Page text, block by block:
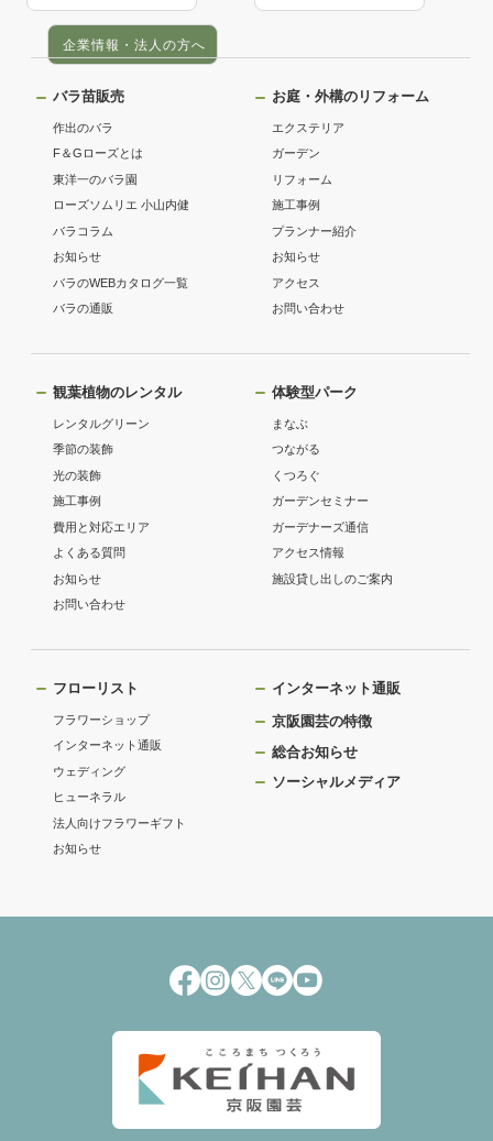
企業情報・法人の方へ
バラ苗販売
作出のバラ
F＆Gローズとは
東洋一のバラ園
ローズソムリエ 小山内健
バラコラム
お知らせ
バラのWEBカタログ一覧
バラの通販
お庭・外構のリフォーム
エクステリア
ガーデン
リフォーム
施工事例
プランナー紹介
お知らせ
アクセス
お問い合わせ
観葉植物のレンタル
レンタルグリーン
季節の装飾
光の装飾
施工事例
費用と対応エリア
よくある質問
お知らせ
お問い合わせ
体験型パーク
まなぶ
つながる
くつろぐ
ガーデンセミナー
ガーデナーズ通信
アクセス情報
施設貸し出しのご案内
フローリスト
フラワーショップ
インターネット通販
ウェディング
ヒューネラル
法人向けフラワーギフト
お知らせ
インターネット通販
京阪園芸の特徴
総合お知らせ
ソーシャルメディア